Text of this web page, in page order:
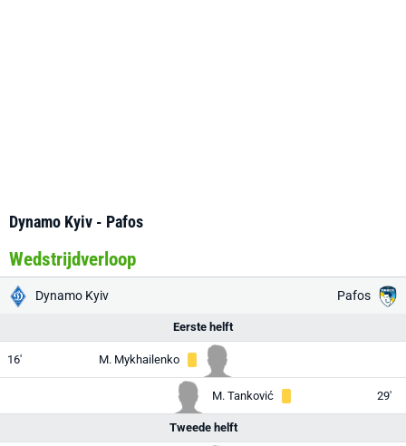
Dynamo Kyiv - Pafos
Wedstrijdverloop
Dynamo Kyiv Pafos
Eerste helft
16' M. Mykhailenko
M. Tanković 29'
Tweede helft